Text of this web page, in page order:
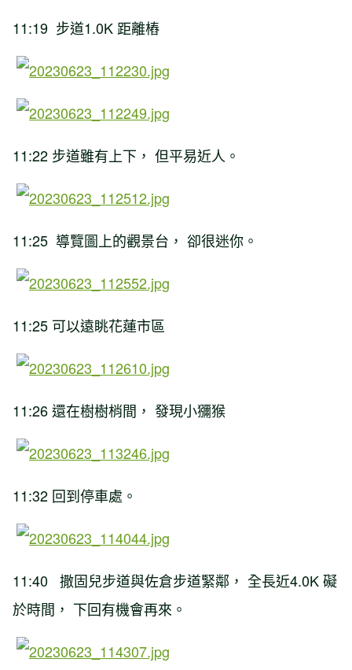
11:19 步道1.0K 距離樁
11:22 步道雖有上下， 但平易近人。
11:25 導覽圖上的觀景台， 卻很迷你。
11:25 可以遠眺花蓮市區
11:26 還在樹樹梢間， 發現小獼猴
11:32 回到停車處。
11:40 撒固兒步道與佐倉步道緊鄰， 全長近4.0K 礙
於時間， 下回有機會再來。